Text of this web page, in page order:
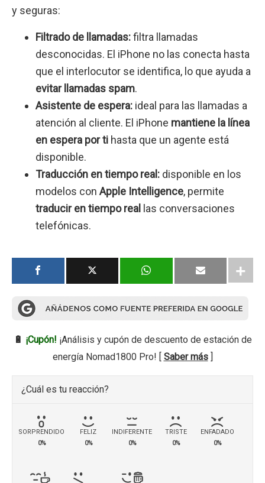
y seguras:
Filtrado de llamadas:filtra llamadas
desconocidas. El iPhone no las conecta hasta
que el interlocutor se identifica, lo que ayuda a
evitar llamadas spam.
Asistente de espera: ideal para las llamadas a
atención al cliente. El iPhone mantiene la línea
en espera por ti hasta que un agente está
disponible.
Traducción en tiempo real: disponible en los
modelos con Apple Intelligence, permite
traducir en tiempo real
las conversaciones
telefónicas.
🔋 ¡Cupón! ¡Análisis y cupón de descuento de estación de
energía Nomad1800 Pro! [ Saber más]
¿Cuál es tu reacción?
SORPRENDIDO
0%
FELIZ
0%
INDIFERENTE
0%
TRISTE
0%
ENFADADO
0%